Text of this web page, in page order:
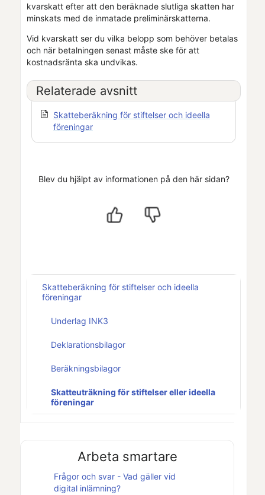
kvarskatt efter att den beräknade slutliga skatten har
minskats med de inmatade preliminärskatterna.
Vid kvarskatt ser du vilka belopp som behöver betalas
och när betalningen senast måste ske för att
kostnadsränta ska undvikas.
Relaterade avsnitt
Skatteberäkning för stiftelser och ideella
föreningar
Blev du hjälpt av informationen på den här sidan?
Skatteberäkning för stiftelser och ideella
föreningar
Underlag INK3
Deklarationsbilagor
Beräkningsbilagor
Skatteuträkning för stiftelser eller ideella
föreningar
Arbeta smartare
Frågor och svar - Vad gäller vid
digital inlämning?